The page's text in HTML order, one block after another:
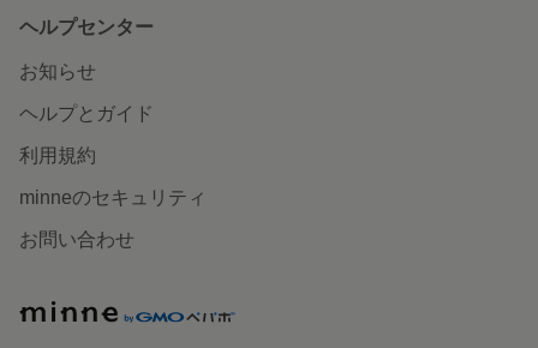
ヘルプセンター
お知らせ
ヘルプとガイド
利用規約
minneのセキュリティ
お問い合わせ